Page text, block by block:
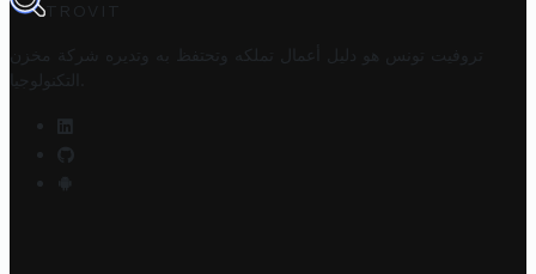
TROVIT
تروفيت تونس هو دليل أعمال تملكه وتحتفظ به وتديره
شركة مخزن
التكنولوجيا